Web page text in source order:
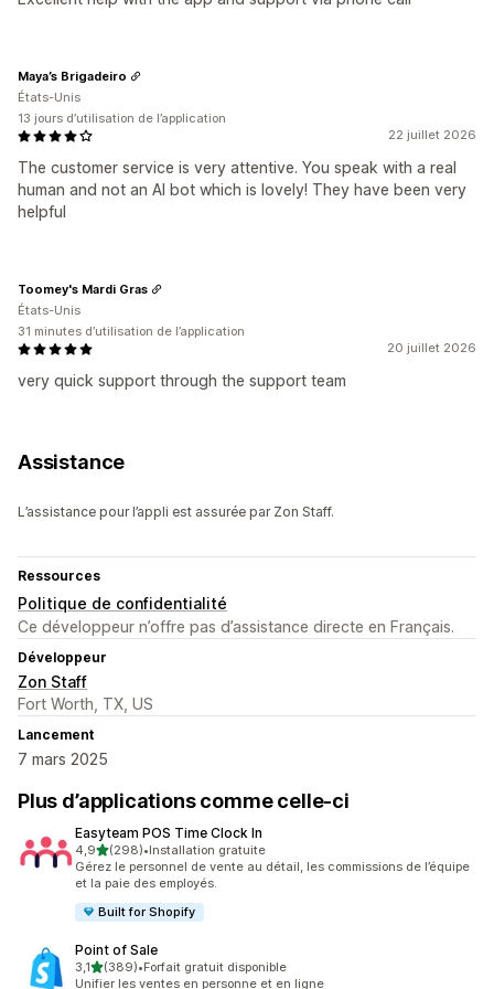
22 juillet 2026
The customer service is very attentive. You speak with a real
human and not an AI bot which is lovely! They have been very
helpful
Maya’s Brigadeiro
États-Unis
13 jours d’utilisation de l’application
20 juillet 2026
very quick support through the support team
Toomey's Mardi Gras
États-Unis
31 minutes d’utilisation de l’application
Assistance
L’assistance pour l’appli est assurée par Zon Staff.
Ressources
Politique de confidentialité
Ce développeur n’offre pas d’assistance directe en Français.
Développeur
Zon Staff
Fort Worth, TX, US
Lancement
7 mars 2025
Plus d’applications comme celle-ci
Easyteam POS Time Clock In
4,9étoile(s) sur 5
(298)
298 avis au total
•Installation gratuite
Gérez le personnel de vente au détail, les commissions de l’équipe
et la paie des employés.
Built for Shopify
Point of Sale
3,1étoile(s) sur 5
(389)
389 avis au total
•Forfait gratuit disponible
Unifier les ventes en personne et en ligne